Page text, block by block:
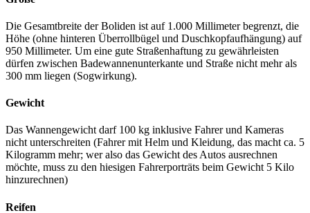
Die Gesamtbreite der Boliden ist auf 1.000 Millimeter begrenzt, die
Höhe (ohne hinteren Überrollbügel und Duschkopfaufhängung) auf
950 Millimeter. Um eine gute Straßenhaftung zu gewährleisten
dürfen zwischen Badewannenunterkante und Straße nicht mehr als
300 mm liegen (Sogwirkung).
Gewicht
Das Wannengewicht darf 100 kg inklusive Fahrer und Kameras
nicht unterschreiten (Fahrer mit Helm und Kleidung, das macht ca. 5
Kilogramm mehr; wer also das Gewicht des Autos ausrechnen
möchte, muss zu den hiesigen Fahrerporträts beim Gewicht 5 Kilo
hinzurechnen)
Reifen